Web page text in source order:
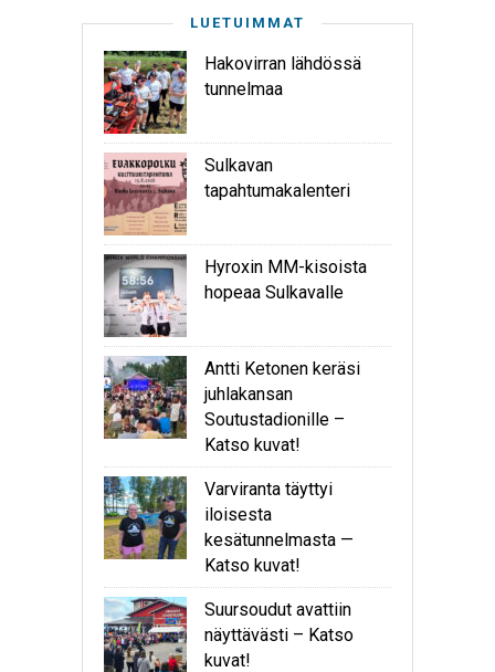
LUETUIMMAT
Hakovirran lähdössä
tunnelmaa
Sulkavan
tapahtumakalenteri
Hyroxin MM-kisoista
hopeaa Sulkavalle
Antti Ketonen keräsi
juhlakansan
Soutustadionille –
Katso kuvat!
Varviranta täyttyi
iloisesta
kesätunnelmasta —
Katso kuvat!
Suursoudut avattiin
näyttävästi – Katso
kuvat!